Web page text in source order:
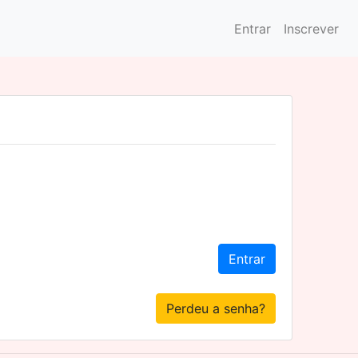
Entrar Inscrever
Entrar
Perdeu a senha?